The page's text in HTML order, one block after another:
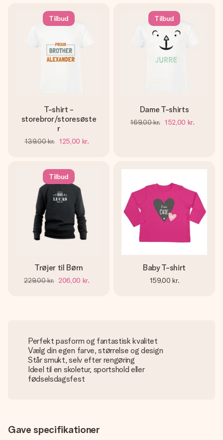
Tilbud
T-shirt -
storebror/storesøste
r
139,00 kr. 125,00 kr.
Tilbud
Dame T-shirts
169,00 kr. 152,00 kr.
Tilbud
Trøjer til Børn
229,00 kr. 206,00 kr.
Baby T-shirt
159,00 kr.
Perfekt pasform og fantastisk kvalitet
Vælg din egen farve, størrelse og design
Står smukt, selv efter rengøring
Ideel til en skoletur, sportshold eller
fødselsdagsfest
Gave specifikationer